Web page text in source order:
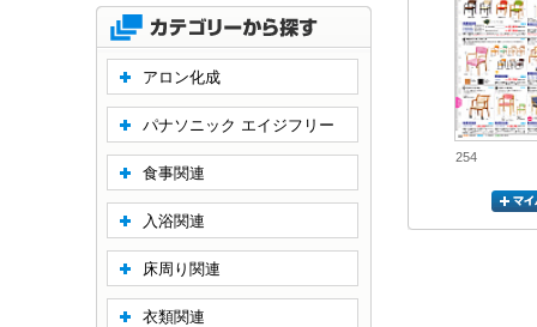
254
アロン化成
パナソニック エイジフリー
食事関連
入浴関連
床周り関連
衣類関連